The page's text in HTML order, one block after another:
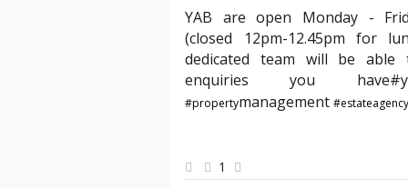
YAB are open Monday -
(closed 12pm-12.45pm for
dedicated team will be
enquiries you
#propertymanagement#estateagency
1